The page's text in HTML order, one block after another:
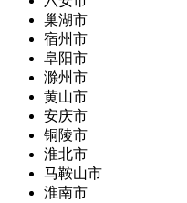
巢湖市
宿州市
阜阳市
滁州市
黄山市
安庆市
铜陵市
淮北市
马鞍山市
淮南市